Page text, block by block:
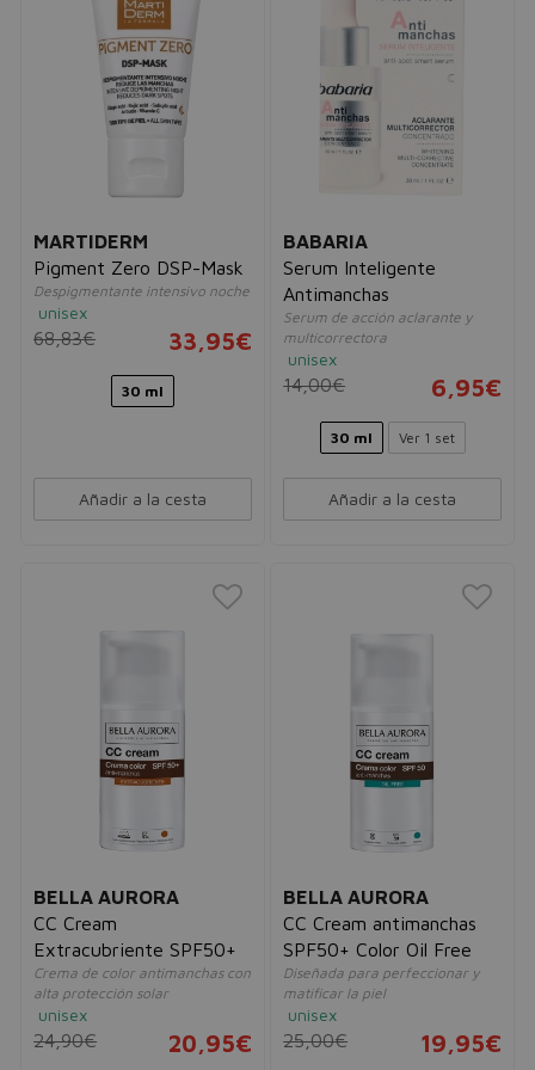
MARTIDERM
Pigment Zero DSP-Mask
Despigmentante intensivo noche
unisex
68,83€ 33,95€
30 ml
Añadir a la cesta
BABARIA
Serum Inteligente
Antimanchas
Serum de acción aclarante y
multicorrectora
unisex
14,00€ 6,95€
30 ml Ver 1 set
Añadir a la cesta
BELLA AURORA
CC Cream
Extracubriente SPF50+
Crema de color antimanchas con
alta protección solar
unisex
24,90€ 20,95€
BELLA AURORA
CC Cream antimanchas
SPF50+ Color Oil Free
Diseñada para perfeccionar y
matificar la piel
unisex
25,00€ 19,95€